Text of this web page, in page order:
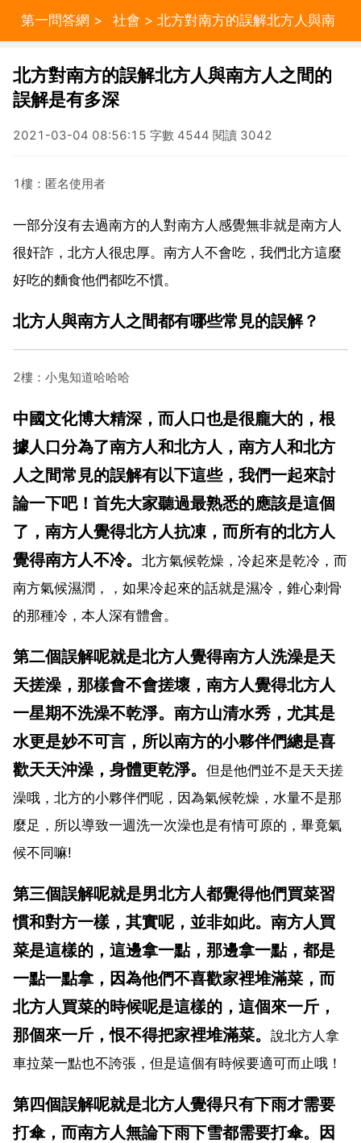
第一問答網 > 社會 > 北方對南方的誤解北方人與南
方人之間的誤解是有多深
北方對南方的誤解北方人與南方人之間的
誤解是有多深
2021-03-04 08:56:15 字數 4544 閱讀 3042
1樓：匿名使用者
一部分沒有去過南方的人對南方人感覺無非就是南方人
很奸詐，北方人很忠厚。南方人不會吃，我們北方這麼
好吃的麵食他們都吃不慣。
北方人與南方人之間都有哪些常見的誤解？
2樓：小鬼知道哈哈哈
中國文化博大精深，而人口也是很龐大的，根
據人口分為了南方人和北方人，南方人和北方
人之間常見的誤解有以下這些，我們一起來討
論一下吧！首先大家聽過最熟悉的應該是這個
了，南方人覺得北方人抗凍，而所有的北方人
覺得南方人不冷。
北方氣候乾燥，冷起來是乾冷，而
南方氣候濕潤，，如果冷起來的話就是濕冷，錐心刺骨
的那種冷，本人深有體會。
第二個誤解呢就是北方人覺得南方人洗澡是天
天搓澡，那樣會不會搓壞，南方人覺得北方人
一星期不洗澡不乾淨。南方山清水秀，尤其是
水更是妙不可言，所以南方的小夥伴們總是喜
歡天天沖澡，身體更乾淨。
但是他們並不是天天搓
澡哦，北方的小夥伴們呢，因為氣候乾燥，水量不是那
麼足，所以導致一週洗一次澡也是有情可原的，畢竟氣
候不同嘛!
第三個誤解呢就是男北方人都覺得他們買菜習
慣和對方一樣，其實呢，並非如此。南方人買
菜是這樣的，這邊拿一點，那邊拿一點，都是
一點一點拿，因為他們不喜歡家裡堆滿菜，而
北方人買菜的時候呢是這樣的，這個來一斤，
那個來一斤，恨不得把家裡堆滿菜。
說北方人拿
車拉菜一點也不誇張，但是這個有時候要適可而止哦！
第四個誤解呢就是北方人覺得只有下雨才需要
打傘，而南方人無論下雨下雪都需要打傘。因